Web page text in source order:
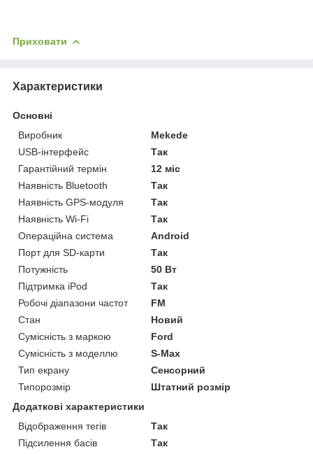
Приховати
Характеристики
Основні
Виробник
Mekede
USB-інтерфейс
Так
Гарантійний термін
12 міс
Наявність Bluetooth
Так
Наявність GPS-модуля
Так
Наявність Wi-Fi
Так
Операційна система
Android
Порт для SD-карти
Так
Потужність
50 Вт
Підтримка iPod
Так
Робочі діапазони частот
FM
Стан
Новий
Сумісність з маркою
Ford
Сумісність з моделлю
S-Max
Тип екрану
Сенсорний
Типорозмір
Штатний розмір
Додаткові характеристики
Відображення тегів
Так
Підсилення басів
Так